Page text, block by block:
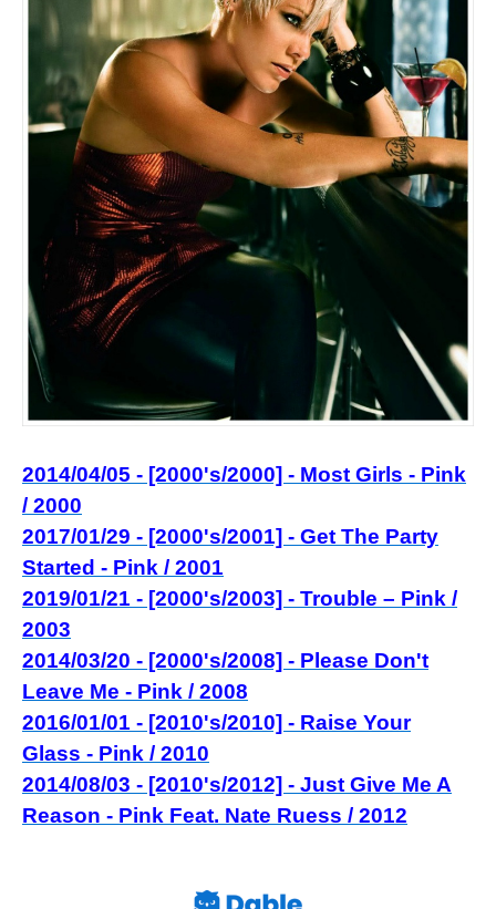
2014/04/05 - [2000's/2000] - Most Girls - Pink
/ 2000
2017/01/29 - [2000's/2001] - Get The Party
Started - Pink / 2001
2019/01/21 - [2000's/2003] - Trouble – Pink /
2003
2014/03/20 - [2000's/2008] - Please Don't
Leave Me - Pink / 2008
2016/01/01 - [2010's/2010] - Raise Your
Glass - Pink / 2010
2014/08/03 - [2010's/2012] - Just Give Me A
Reason - Pink Feat. Nate Ruess / 2012